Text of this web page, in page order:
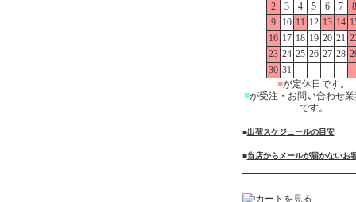
2
3 4 5 6 7
8
9
10 11 12 13 14
16 17 18 19 20 21
23 24 25 26 27 28
30 31
■が定休日です。
■が受注・お問い合わせ
です。
■出荷スケジュールの目安
■当店からメールが届かないお